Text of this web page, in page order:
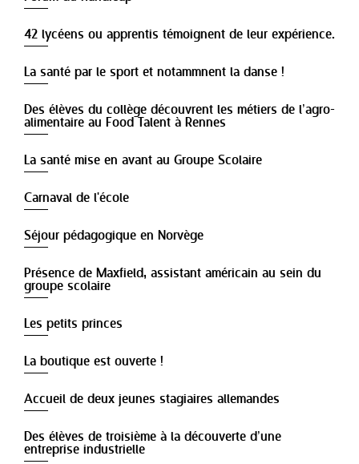
42 lycéens ou apprentis témoignent de leur expérience.
La santé par le sport et notammnent la danse !
Des élèves du collège découvrent les métiers de l’agro-
alimentaire au Food Talent à Rennes
La santé mise en avant au Groupe Scolaire
Carnaval de l'école
Séjour pédagogique en Norvège
Présence de Maxfield, assistant américain au sein du
groupe scolaire
Les petits princes
La boutique est ouverte !
Accueil de deux jeunes stagiaires allemandes
Des élèves de troisième à la découverte d’une
entreprise industrielle